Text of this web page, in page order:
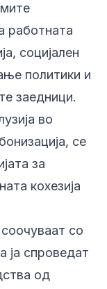
работната
социјален
политики и
заедници.
во
се
за
кохезија
со
ја спроведат
од